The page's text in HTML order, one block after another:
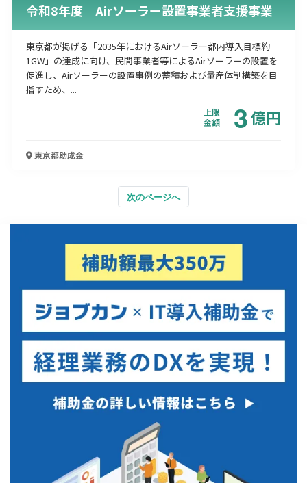
令和8年度 Airソーラー設置事業者支援事業
東京都が掲げる「2035年におけるAirソーラー都内導入目標約
1GW」の達成に向け、民間事業者等によるAirソーラーの設置を
促進し、Airソーラーの設置事例の蓄積および量産体制構築を目
指すため、...
上限
金額
3億円
東京都助成金
次のページへ